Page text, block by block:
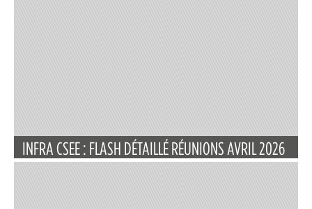
INFRA CSEE : FLASH DÉTAILLÉ RÉUNIONS AVRIL 2026